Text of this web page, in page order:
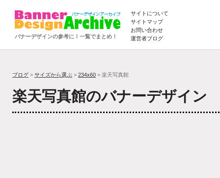
バナーデザインの参考に！一覧でまとめ！
サイトについて
サイトマップ
お問い合わせ
運営者ブログ
ブログ > サイズから選ぶ > 234x60 > 楽天写真館
楽天写真館のバナーデザイン